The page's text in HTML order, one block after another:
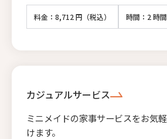
料金：8,712 円（税込） 時間：2 時
カジュアルサービス
ミニメイドの家事サービスをお気
けます。